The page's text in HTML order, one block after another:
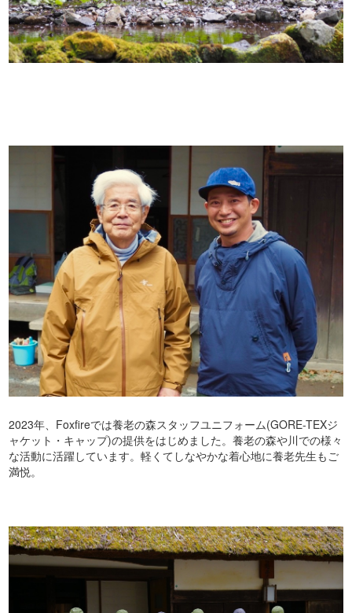
2023年、Foxfireでは養老の森スタッフユニフォーム(GORE-TEXジ
ャケット・キャップ)の提供をはじめました。養老の森や川での様々
な活動に活躍しています。軽くてしなやかな着心地に養老先生もご
満悦。